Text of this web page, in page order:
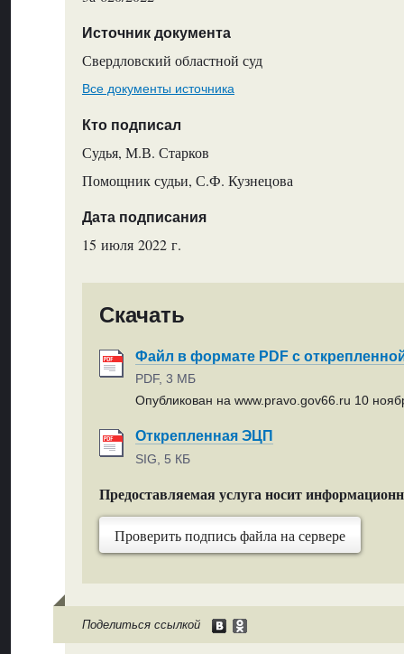
Источник документа
Свердловский областной суд
Все документы источника
Кто подписал
Судья, М.В. Старков
Помощник судьи, С.Ф. Кузнецова
Дата подписания
15 июля 2022 г.
Скачать
Файл в формате PDF с
PDF, 3 МБ
Опубликован на www.pravo.gov66.ru 10
Открепленная ЭЦП
SIG, 5 КБ
Предоставляемая услуга носит
Проверить подпись файла на сервере
Поделиться ссылкой